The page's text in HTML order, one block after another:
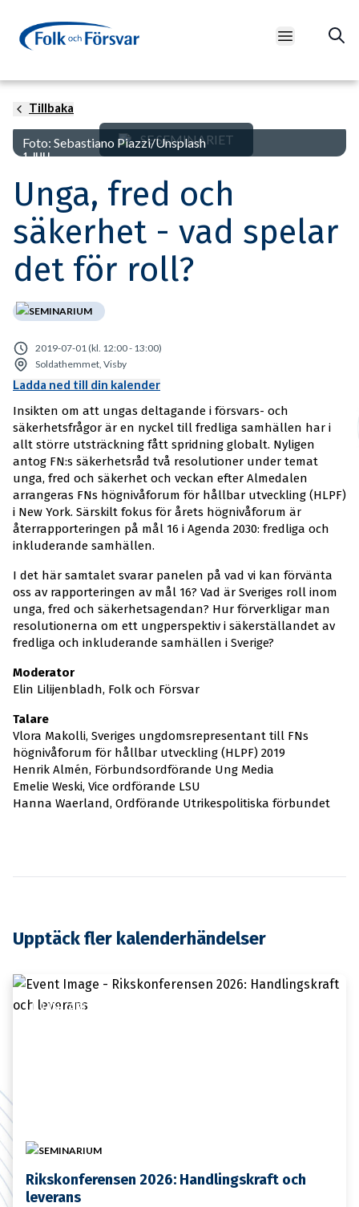
Open main
Tillbaka
Foto: Sebastiano Piazzi/Unsplash
SE SEMINARIET
1 JULI
Unga, fred och
säkerhet - vad spelar
det för roll?
SEMINARIUM
2019-07-01 (kl. 12:00 - 13:00)
Soldathemmet, Visby
Ladda ned till din kalender
Insikten om att ungas deltagande i försvars- och
säkerhetsfrågor är en nyckel till fredliga samhällen har i
allt större utsträckning fått spridning globalt. Nyligen
antog FN:s säkerhetsråd två resolutioner under temat
unga, fred och säkerhet och veckan efter Almedalen
arrangeras FNs högnivåforum för hållbar utveckling (HLPF)
i New York. Särskilt fokus för årets högnivåforum är
återrapporteringen på mål 16 i Agenda 2030: fredliga och
inkluderande samhällen.
I det här samtalet svarar panelen på vad vi kan förvänta
oss av rapporteringen av mål 16? Vad är Sveriges roll inom
unga, fred och säkerhetsagendan? Hur förverkligar man
resolutionerna om ett ungperspektiv i säkerställandet av
fredliga och inkluderande samhällen i Sverige?
Moderator
Elin Lilijenbladh, Folk och Försvar
Talare
Vlora Makolli, Sveriges ungdomsrepresentant till FNs
högnivåforum för hållbar utveckling (HLPF) 2019
Henrik Almén, Förbundsordförande Ung Media
Emelie Weski, Vice ordförande LSU
Hanna Waerland, Ordförande Utrikespolitiska förbundet
Upptäck fler kalenderhändelser
11 JANUARI
SEMINARIUM
Rikskonferensen 2026: Handlingskraft och
leverans